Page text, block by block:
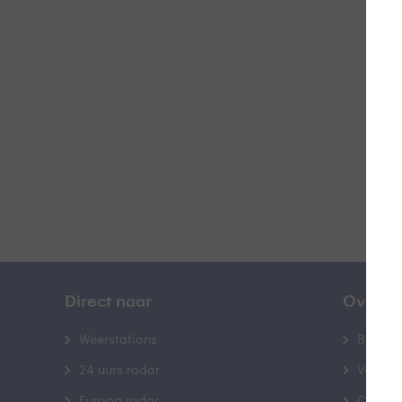
Direct naar
Weerstations
24 uurs radar
Over